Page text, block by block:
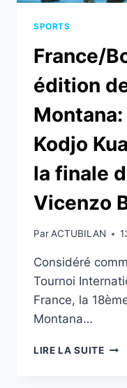
SPORTS
France/
édition
Kodjo
la finale
Vicenzo
ParACTUBILAN
Considéré
Tournoi
France, la
Montana…
LIRE LA SUITE